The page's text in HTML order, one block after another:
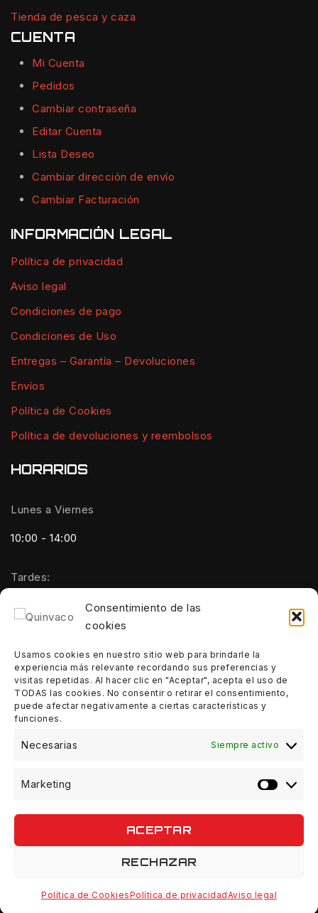
Consentimiento de las
cookies
Usamos cookies en nuestro sitio web para brindarle la
experiencia más relevante recordando sus preferencias y
visitas repetidas. Al hacer clic en "Aceptar", acepta el uso de
TODAS las cookies. No consentir o retirar el consentimiento,
puede afectar negativamente a ciertas características y
funciones.
Necesarias Siempre activo
Marketing
ACEPTAR
RECHAZAR
Política de CookiesPolítica de privacidadAviso legal
Tienda de pesca y caza
CUENTA
Mi Cuenta
Pedidos
Cambiar contraseña
Editar Cuenta
Lista Deseo
Cambiar dirección de envío
Cambiar Facturación
INFORMACIÓN LEGAL
Política de privacidad
Aviso legal
Condiciones de pago
Condiciones de Uso
Entregas – Garantía – Devoluciones
Envíos
Política de Cookies
Política de devoluciones y reembolsos
HORARIOS
Lunes a Viernes
10:00 - 14:00
Tardes:
18:00 - 21:00
10:00 - 14:00
Domingos:
Cerrado
© 2026 Quinvaco - WordPress Theme by